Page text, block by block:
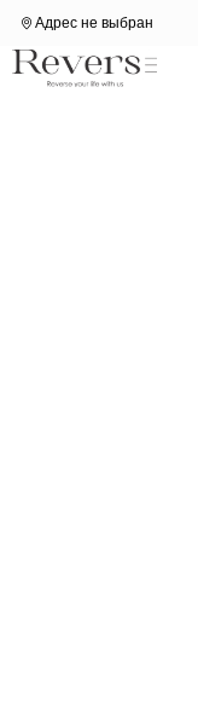
Адрес не выбран